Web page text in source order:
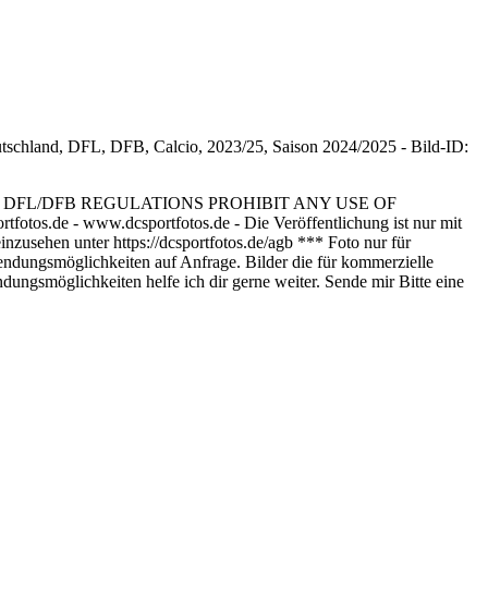
DFL/DFB REGULATIONS PROHIBIT ANY USE OF
- www.dcsportfotos.de - Die Veröffentlichung ist nur mit
unter https://dcsportfotos.de/agb *** Foto nur für
auf Anfrage. Bilder die für kommerzielle
helfe ich dir gerne weiter. Sende mir Bitte eine